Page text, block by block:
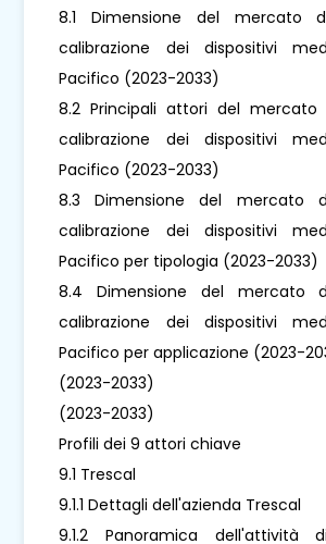
8.1 Dimensione del mercato
calibrazione dei dispositivi
Pacifico (2023-2033)
8.2 Principali attori del mercato
calibrazione dei dispositivi
Pacifico (2023-2033)
8.3 Dimensione del mercato
calibrazione dei dispositivi
Pacifico per tipologia (2023-2033)
8.4 Dimensione del mercato
calibrazione dei dispositivi
Pacifico per applicazione (2023-
(2023-2033)
(2023-2033)
Profili dei 9 attori chiave
9.1 Trescal
9.1.1 Dettagli dell'azienda Trescal
9.1.2 Panoramica dell'attività